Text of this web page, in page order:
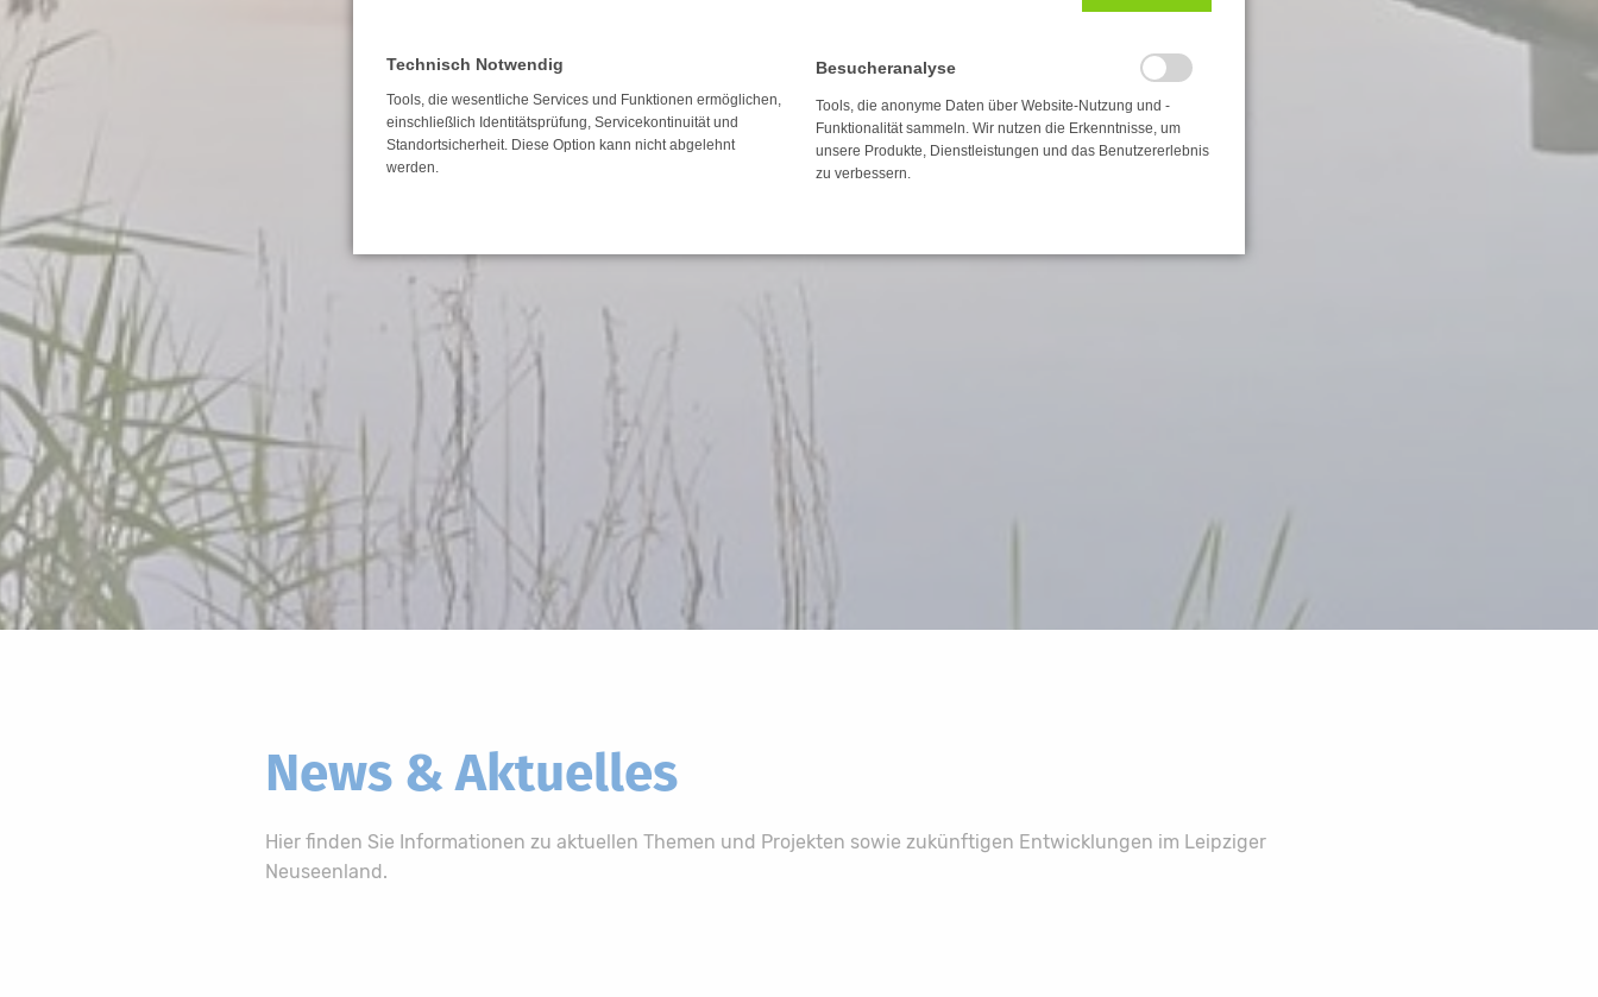
News & Aktuelles
Hier finden Sie Informationen zu aktuellen Themen und Projekten sowie zukünftigen Entwicklungen im Leipziger
Neuseenland.
Technisch Notwendig
Tools, die wesentliche Services und Funktionen ermöglichen,
einschließlich Identitätsprüfung, Servicekontinuität und
Standortsicherheit. Diese Option kann nicht abgelehnt
werden.
Besucheranalyse
Tools, die anonyme Daten über Website-Nutzung und -
Funktionalität sammeln. Wir nutzen die Erkenntnisse, um
unsere Produkte, Dienstleistungen und das Benutzererlebnis
zu verbessern.